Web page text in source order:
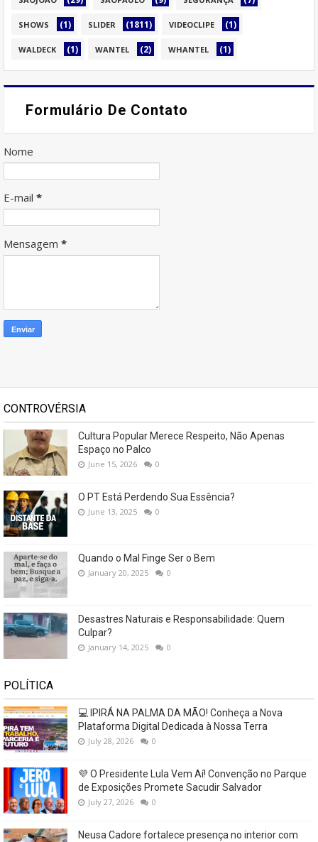
SHOWS (1) SLIDER (1811) VIDEOCLIPE (1)
WALDECK (1) WANTEL (2) WHANTEL (1)
Formulário De Contato
Nome
E-mail *
Mensagem *
CONTROVÉRSIA
Cultura Popular Merece Respeito, Não Apenas
Espaço no Palco
June 15, 2026 0
O PT Está Perdendo Sua Essência?
June 13, 2025 0
Quando o Mal Finge Ser o Bem
January 20, 2025 0
Desastres Naturais e Responsabilidade: Quem
Culpar?
January 14, 2025 0
POLÍTICA
💻 IPIRÁ NA PALMA DA MÃO! Conheça a Nova
Plataforma Digital Dedicada à Nossa Terra
July 28, 2026 0
💜 O Presidente Lula Vem Aí! Convenção no Parque
de Exposições Promete Sacudir Salvador
July 27, 2026 0
Neusa Cadore fortalece presença no interior com